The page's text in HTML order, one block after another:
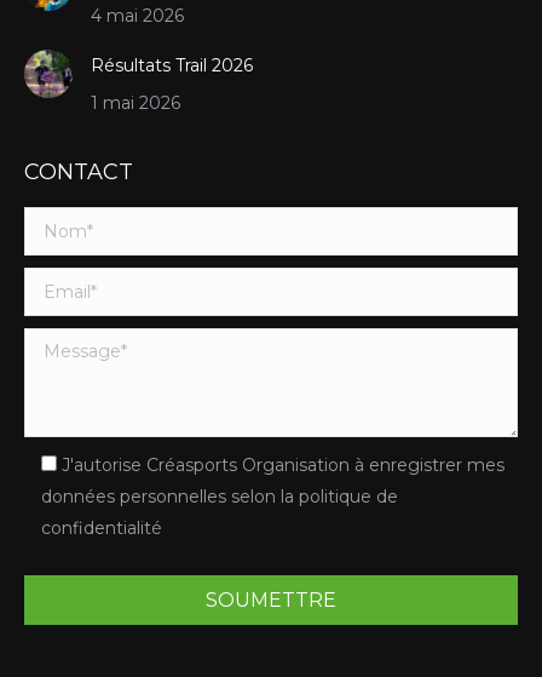
4 mai 2026
Résultats Trail 2026
1 mai 2026
CONTACT
J'autorise Créasports Organisation à enregistrer mes
données personnelles selon la politique de
confidentialité